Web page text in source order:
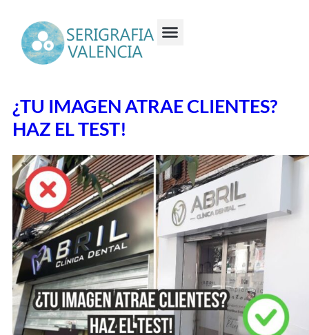
¿TU IMAGEN ATRAE CLIENTES?
HAZ EL TEST!